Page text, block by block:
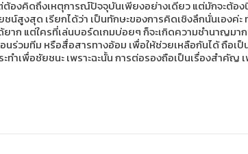
ต้องคิดถึงเหตุการณ์ปัจจุบันเพียงอย่างเดียว แต่มักจะต้อ
น์สูงสุด เรียกได้ว่า เป็นทักษะของการคิดเชิงลึกนั่นเองค่ะ
าก แต่ใครที่เล่นบอร์ดเกมบ่อยๆ ก็จะเกิดความชำนาญมา
ร่วมทีม หรือสื่อสารทางอ้อม เพื่อให้ช่วยเหลือกันได้ ถือเ
ำเพื่อชัยชนะ เพราะฉะนั้น การต่อรองถือเป็นเรื่องสำคัญ